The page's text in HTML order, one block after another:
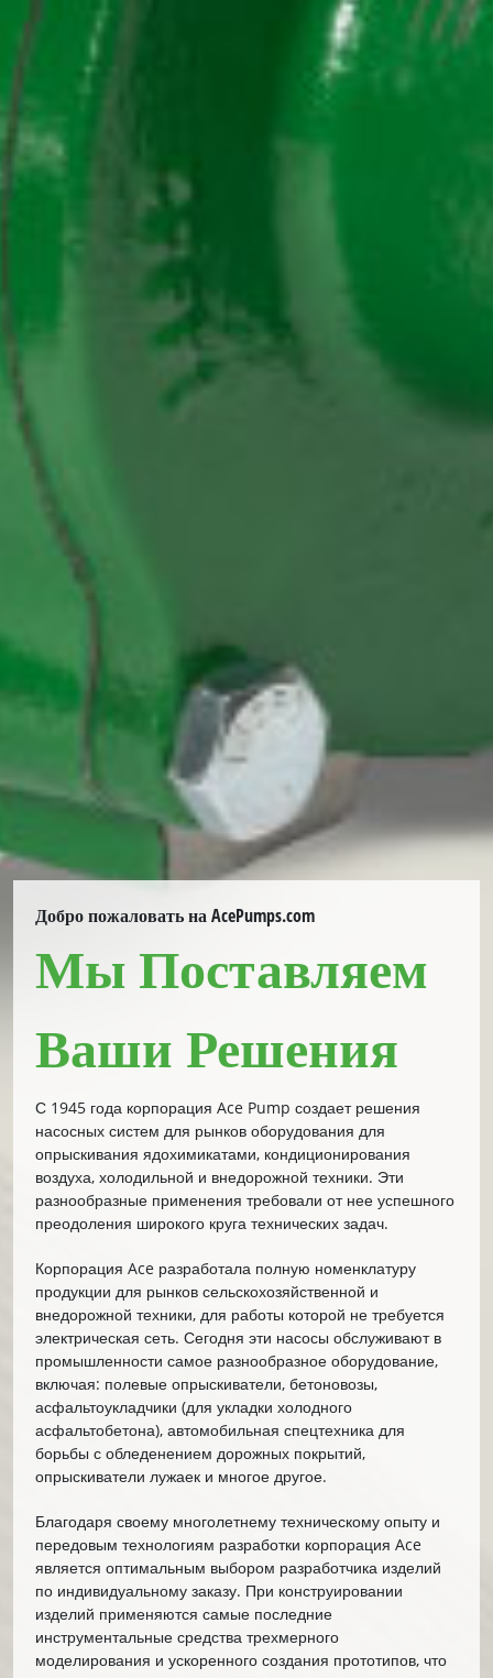
Добро пожаловать на AcePumps.com
Мы Поставляем
Ваши Решения
С 1945 года корпорация Ace Pump создает решения
насосных систем для рынков оборудования для
опрыскивания ядохимикатами, кондиционирования
воздуха, холодильной и внедорожной техники. Эти
разнообразные применения требовали от нее успешного
преодоления широкого круга технических задач.
Корпорация Ace разработала полную номенклатуру
продукции для рынков сельскохозяйственной и
внедорожной техники, для работы которой не требуется
электрическая сеть. Сегодня эти насосы обслуживают в
промышленности самое разнообразное оборудование,
включая: полевые опрыскиватели, бетоновозы,
асфальтоукладчики (для укладки холодного
асфальтобетона), автомобильная спецтехника для
борьбы с обледенением дорожных покрытий,
опрыскиватели лужаек и многое другое.
Благодаря своему многолетнему техническому опыту и
передовым технологиям разработки корпорация Ace
является оптимальным выбором разработчика изделий
по индивидуальному заказу. При конструировании
изделий применяются самые последние
инструментальные средства трехмерного
моделирования и ускоренного создания прототипов, что